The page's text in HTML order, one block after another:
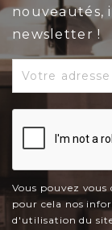
nouveautés,
newsletter !
Vous pouvez
pour cela nos
d'utilisation du